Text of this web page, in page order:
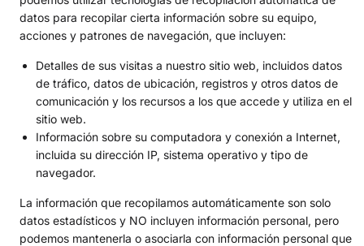
datos para recopilar cierta información sobre su equipo,
acciones y patrones de navegación, que incluyen:
Detalles de sus visitas a nuestro sitio web, incluidos datos
de tráfico, datos de ubicación, registros y otros datos de
comunicación y los recursos a los que accede y utiliza en el
sitio web.
Información sobre su computadora y conexión a Internet,
incluida su dirección IP, sistema operativo y tipo de
navegador.
La información que recopilamos automáticamente son solo
datos estadísticos y NO incluyen información personal, pero
podemos mantenerla o asociarla con información personal que